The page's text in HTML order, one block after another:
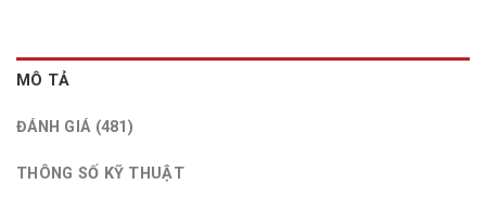
MÔ TẢ
ĐÁNH GIÁ (481)
THÔNG SỐ KỸ THUẬT